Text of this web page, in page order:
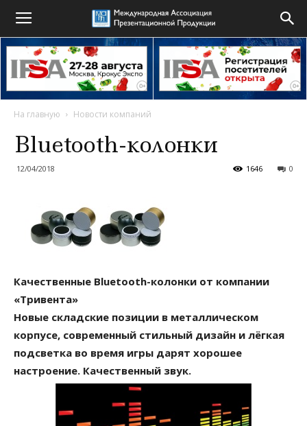
На главную Новости компаний
Bluetooth-колонки
12/04/2018 0
1646
Качественные Bluetooth-колонки от компании
«Тривента»
Новые складские позиции в металлическом
корпусе, современный стильный дизайн и лёгкая
подсветка во время игры дарят хорошее
настроение. Качественный звук.